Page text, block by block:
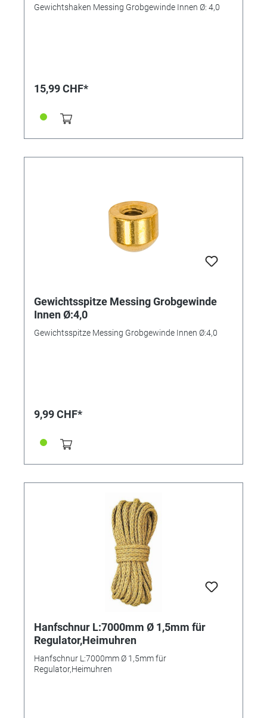
Gewichtshaken Messing Grobgewinde Innen Ø: 4,0
15,99 CHF*
Gewichtsspitze Messing Grobgewinde
Innen Ø:4,0
Gewichtsspitze Messing Grobgewinde Innen Ø:4,0
9,99 CHF*
Hanfschnur L:7000mm Ø 1,5mm für
Regulator,Heimuhren
Hanfschnur L:7000mm Ø 1,5mm für
Regulator,Heimuhren